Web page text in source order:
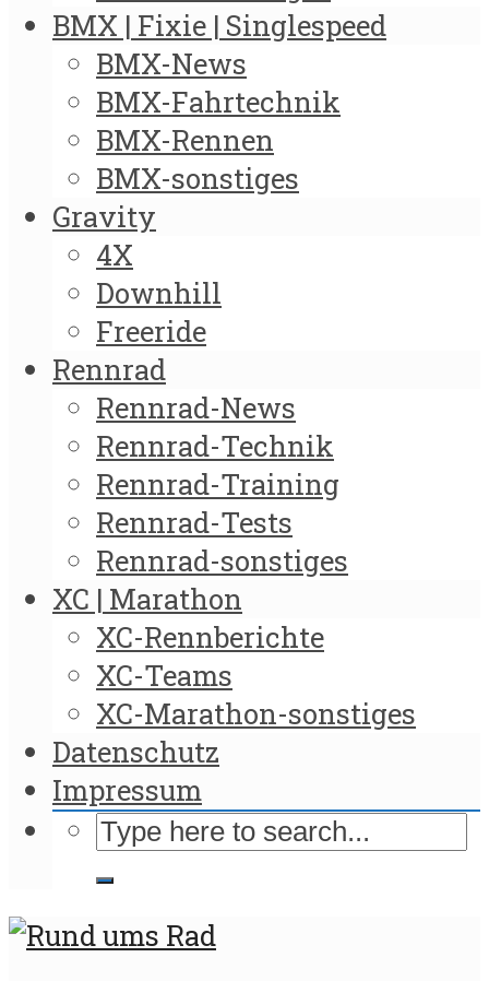
BMX | Fixie | Singlespeed
BMX-News
BMX-Fahrtechnik
BMX-Rennen
BMX-sonstiges
Gravity
4X
Downhill
Freeride
Rennrad
Rennrad-News
Rennrad-Technik
Rennrad-Training
Rennrad-Tests
Rennrad-sonstiges
XC | Marathon
XC-Rennberichte
XC-Teams
XC-Marathon-sonstiges
Datenschutz
Impressum